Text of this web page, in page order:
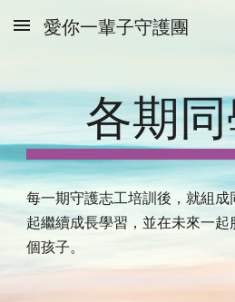
Skip to main content
愛你一輩子守護團
各期
每一期守護志工培訓後，就組
起繼續成長學習，並在未來一
個孩子。